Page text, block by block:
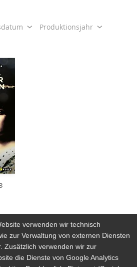
Produktionsjahr
verwenden wir technisch
zur Verwaltung von externen Diensten
Zusätzlich verwenden wir zur
die Dienste von Google Analytics